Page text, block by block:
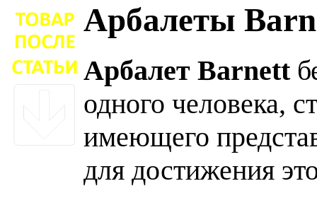
Арбалеты
Арбалет Barnett
одного человека,
имеющего
для достижения